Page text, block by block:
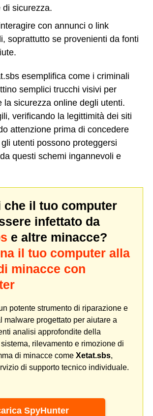
di sicurezza.
con annunci o link
soprattutto se provenienti da fonti
esemplifica come i criminali
semplici trucchi visivi per
la sicurezza online degli utenti.
verificando la legittimità dei siti
attenzione prima di concedere
utenti possono proteggersi
questi schemi ingannevoli e
che il tuo computer
infettato da
e altre minacce?
il tuo computer alla
minacce con
potente strumento di riparazione e
malware progettato per aiutare a
analisi approfondite della
rilevamento e rimozione di
di minacce come Xetat.sbs,
di supporto tecnico individuale.
SpyHunter